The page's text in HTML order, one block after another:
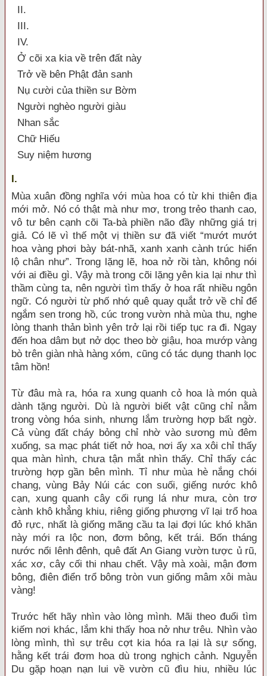
II.
III.
IV.
Ở cõi xa kia về trên đất này
Trở về bên Phật đản sanh
Nụ cười của thiền sư Bờm
Người nghèo người giàu
Nhan sắc
Chữ Hiếu
Suy niệm hương
I.
Mùa xuân đồng nghĩa với mùa hoa có từ khi thiên địa
mới mở. Nó có thật mà như mơ, trong trẻo thanh cao,
vô tư bên cạnh cõi Ta-bà phiền não đầy những giá trị
giả. Có lẽ vì thế một vị thiền sư đã viết “mướt mướt
hoa vàng phơi bày bát-nhã, xanh xanh cành trúc hiển
lộ chân như”. Trong lặng lẽ, hoa nở rồi tàn, không nói
với ai điều gì. Vậy mà trong cõi lặng yên kia lại như thì
thầm cùng ta, nên người tìm thấy ở hoa rất nhiều ngôn
ngữ. Có người từ phố nhớ quê quay quắt trở về chỉ để
ngắm sen trong hồ, cúc trong vườn nhà mùa thu, nghe
lòng thanh thản bình yên trở lại rồi tiếp tục ra đi. Ngay
đến hoa dâm bụt nở dọc theo bờ giậu, hoa mướp vàng
bò trên giàn nhà hàng xóm, cũng có tác dụng thanh lọc
tâm hồn!
Từ đâu mà ra, hóa ra xung quanh cỏ hoa là món quà
dành tặng người. Dù là người biết vật cũng chỉ nằm
trong vòng hóa sinh, nhưng lắm trường hợp bất ngờ.
Cả vùng đất cháy bỏng chỉ nhờ vào sương mù đêm
xuống, sa mạc phát tiết nở hoa, nơi ấy xa xôi chỉ thấy
qua màn hình, chưa tận mắt nhìn thấy. Chỉ thấy các
trường hợp gần bên mình. Tỉ như mùa hè nắng chói
chang, vùng Bảy Núi các con suối, giếng nước khô
cạn, xung quanh cây cối rụng lá như mưa, còn trơ
cành khô khẳng khiu, riêng giống phượng vĩ lại trổ hoa
đỏ rực, nhất là giống mãng cầu ta lại đợi lúc khó khăn
này mới ra lộc non, đơm bông, kết trái. Bốn tháng
nước nổi lênh đênh, quê đất An Giang vườn tược ủ rũ,
xác xơ, cây cối thi nhau chết. Vậy mà xoài, mận đơm
bông, điên điển trổ bông tròn vun giống mâm xôi màu
vàng!
Trước hết hãy nhìn vào lòng mình. Mãi theo đuổi tìm
kiếm nơi khác, lắm khi thấy hoa nở như trêu. Nhìn vào
lòng mình, thì sự trêu cợt kia hóa ra lại là sự sống,
hằng kết trái đơm hoa dù trong nghịch cảnh. Nguyễn
Du gặp hoạn nạn lui về vườn cũ đìu hiu, nhiều lúc